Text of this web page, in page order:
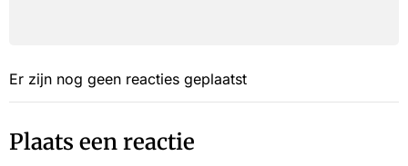
Er zijn nog geen reacties geplaatst
Plaats een reactie